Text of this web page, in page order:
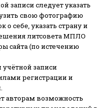
записи следует указать
свою фотографию
о себе, указать страну и
литсовета МПЛО
сайта (по истечению
записи
регистрации и
авторам возможность